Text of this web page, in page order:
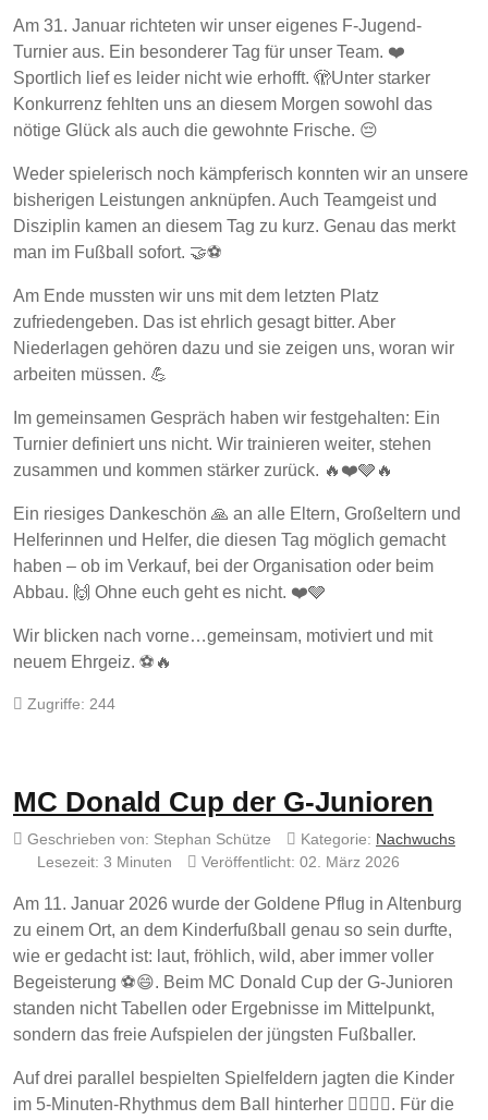
Am 31. Januar richteten wir unser eigenes F-Jugend-
Turnier aus. Ein besonderer Tag für unser Team. ❤️
Sportlich lief es leider nicht wie erhofft. 🫣Unter starker
Konkurrenz fehlten uns an diesem Morgen sowohl das
nötige Glück als auch die gewohnte Frische. 😔
Weder spielerisch noch kämpferisch konnten wir an unsere
bisherigen Leistungen anknüpfen. Auch Teamgeist und
Disziplin kamen an diesem Tag zu kurz. Genau das merkt
man im Fußball sofort. 🤝⚽
Am Ende mussten wir uns mit dem letzten Platz
zufriedengeben. Das ist ehrlich gesagt bitter. Aber
Niederlagen gehören dazu und sie zeigen uns, woran wir
arbeiten müssen. 💪
Im gemeinsamen Gespräch haben wir festgehalten: Ein
Turnier definiert uns nicht. Wir trainieren weiter, stehen
zusammen und kommen stärker zurück. 🔥❤️🩶🔥
Ein riesiges Dankeschön 🙏 an alle Eltern, Großeltern und
Helferinnen und Helfer, die diesen Tag möglich gemacht
haben – ob im Verkauf, bei der Organisation oder beim
Abbau. 🙌 Ohne euch geht es nicht. ❤️🩶
Wir blicken nach vorne…gemeinsam, motiviert und mit
neuem Ehrgeiz. ⚽🔥
Zugriffe: 244
MC Donald Cup der G-Junioren
Geschrieben von: Stephan Schütze Kategorie: Nachwuchs
Lesezeit: 3 Minuten
Veröffentlicht: 02. März 2026
Am 11. Januar 2026 wurde der Goldene Pflug in Altenburg
zu einem Ort, an dem Kinderfußball genau so sein durfte,
wie er gedacht ist: laut, fröhlich, wild, aber immer voller
Begeisterung ⚽😄. Beim MC Donald Cup der G-Junioren
standen nicht Tabellen oder Ergebnisse im Mittelpunkt,
sondern das freie Aufspielen der jüngsten Fußballer.
Auf drei parallel bespielten Spielfeldern jagten die Kinder
im 5-Minuten-Rhythmus dem Ball hinterher 🏃‍♂️🏃‍♀️. Für die